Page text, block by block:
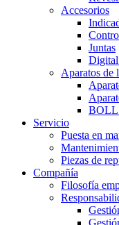
Accesorios
Juntas
Digital
Aparatos de
BOLL
Servicio
Puesta en
Piezas de
Compañía
Filosofía